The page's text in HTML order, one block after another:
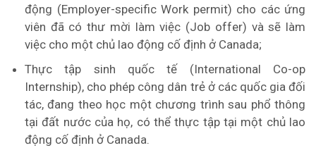
động (Employer-specific Work permit) cho các ứng
viên đã có thư mời làm việc (Job offer) và sẽ làm
việc cho một chủ lao động cố định ở Canada;
Thực tập sinh quốc tế (International Co-op
Internship), cho phép công dân trẻ ở các quốc gia đối
tác, đang theo học một chương trình sau phổ thông
tại đất nước của họ, có thể thực tập tại một chủ lao
động cố định ở Canada.